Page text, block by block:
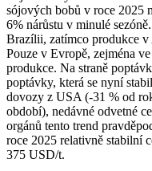
sójových bobů v roce 2025
6% nárůstu v minulé
Brazílii, zatímco produkce
Pouze v Evropě, zejména
produkce. Na straně
poptávky, která se nyní
dovozy z USA (-31 % od
období), nedávné odvetné
orgánů tento trend
roce 2025 relativně stabilní
375 USD/t.